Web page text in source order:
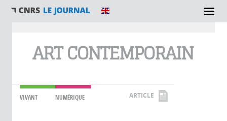
ART CONTEMPORAIN
VIVANT NUMÉRIQUE ARTICLE